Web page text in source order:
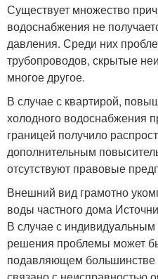
Существует множество
водоснабжения не
давления. Среди них
трубопроводов, скрытые
многое другое.
В случае с квартирой,
холодного водоснабжения
границей получило
дополнительным
отсутствуют правовые
Внешний вид грамотно
воды частного дома
В случае с
решения проблемы может
подавляющем большинстве